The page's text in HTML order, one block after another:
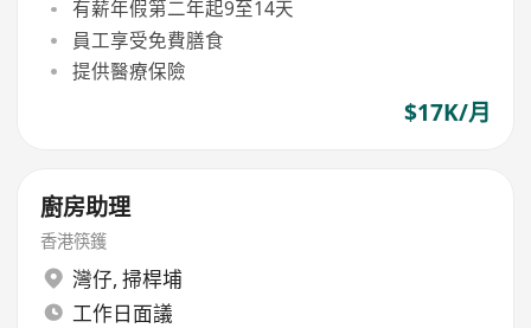
有薪年假第二年起9至14天
員工享受免費膳食
提供醫療保險
$17K/月
廚房助理
香港筷鑊
灣仔, 掃桿埔
工作日面議